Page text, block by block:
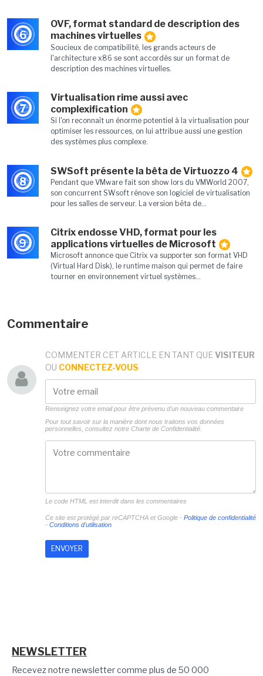
6
OVF, format standard de description des
machines virtuelles
Soucieux de compatibilité, les grands acteurs de
l'architecture x86 se sont accordés sur un format de
description des machines virtuelles.
7
Virtualisation rime aussi avec
complexification
Si l'on reconnaît un énorme potentiel à la virtualisation pour
optimiser les ressources, on lui attribue aussi une gestion
des systèmes plus complexe.
8
SWSoft présente la bêta de Virtuozzo 4
Pendant que VMware fait son show lors du VMWorld 2007,
son concurrent SWsoft rénove son logiciel de virtualisation
pour les salles de serveur. La version bêta de...
9
Citrix endosse VHD, format pour les
applications virtuelles de Microsoft
Microsoft annonce que Citrix va supporter son format VHD
(Virtual Hard Disk), le runtime maison qui permet de faire
tourner en environnement virtuel systèmes...
Commentaire
COMMENTER CET ARTICLE EN TANT QUE VISITEUR
OU CONNECTEZ-VOUS
Renseignez votre email pour être prévenu d'un nouveau commentaire
Pour tout savoir sur la manière dont nous traitons vos données
personnelles, consultez notre Charte de Confidentialité.
Le code HTML est interdit dans les commentaires
Ce site est protégé par reCAPTCHA et Google - Politique de confidentialité
- Conditions d'utilisation
NEWSLETTER
Recevez notre newsletter comme plus de 50 000